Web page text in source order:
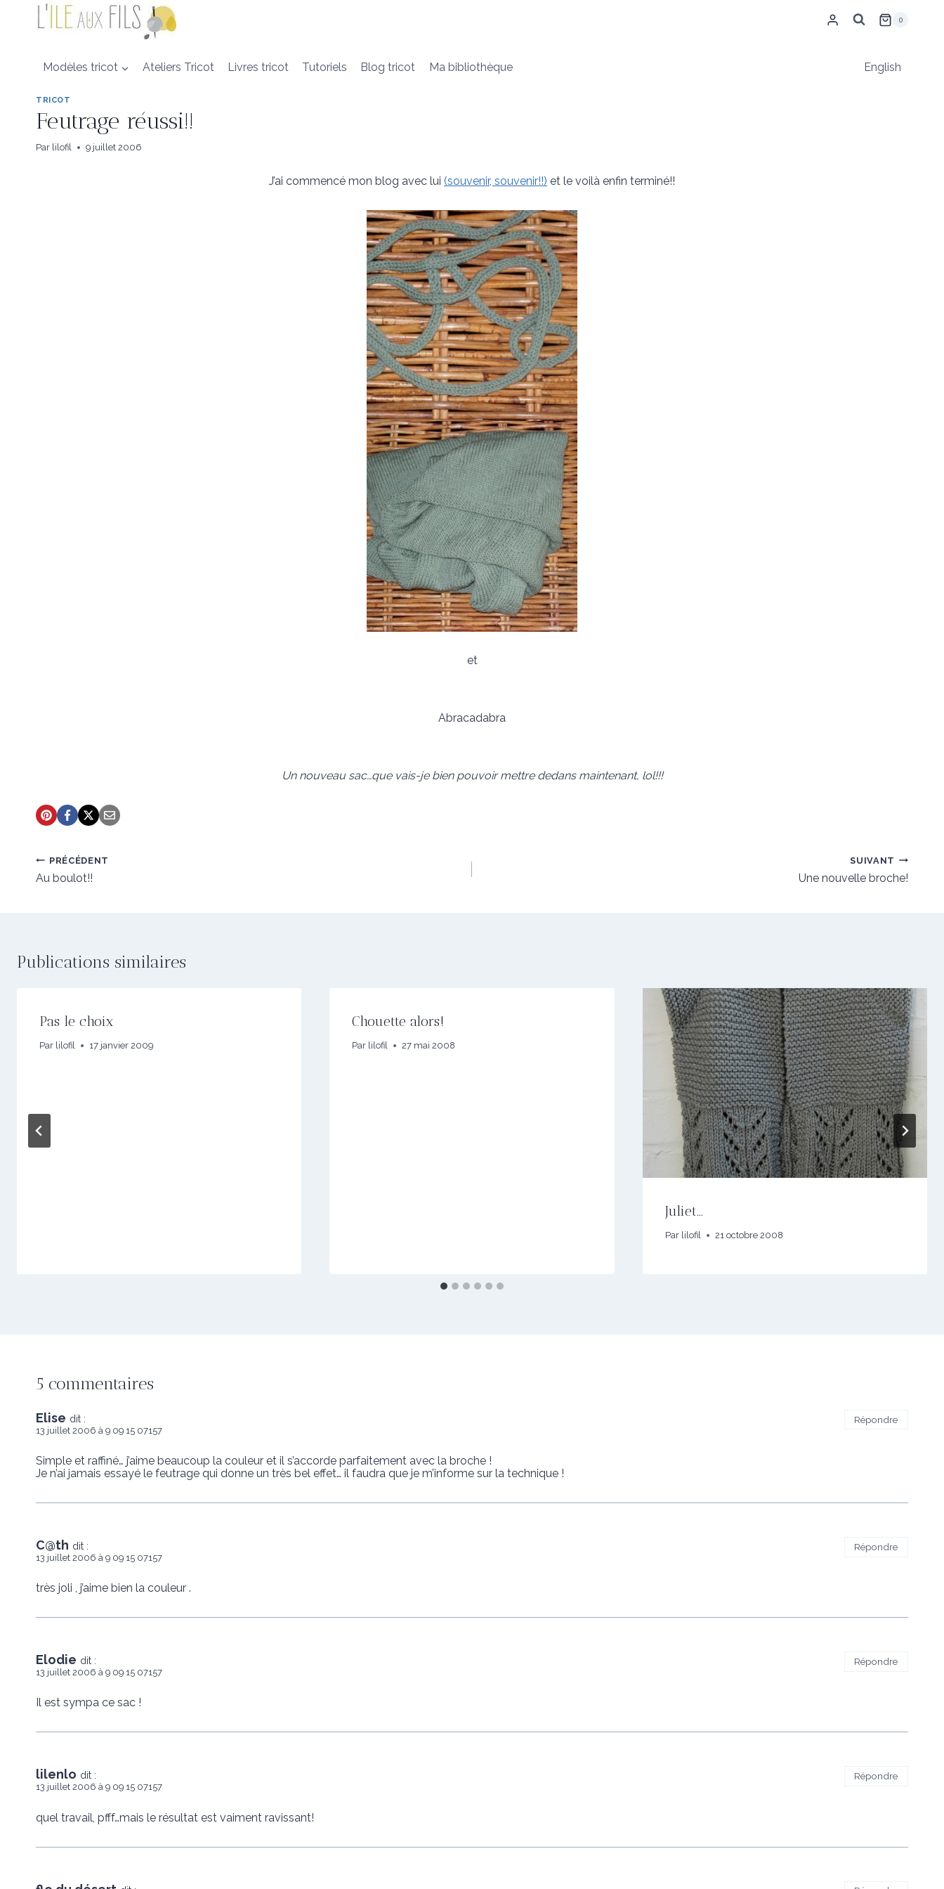
contenu
0
Modèles tricot Ateliers Tricot Livres tricot Tutoriels Blog tricot Ma bibliothèque English
TRICOT
Feutrage réussi!!
Par lilofil 9 juillet 2006
J’ai commencé mon blog avec lui (souvenir, souvenir!!) et le voilà enfin terminé!!
et
Abracadabra
Un nouveau sac…que vais-je bien pouvoir mettre dedans maintenant, lol!!!
Navigation
de
PRÉCÉDENT
Au boulot!!
SUIVANT
Une nouvelle broche!
Publications similaires
Pas le choix
Par lilofil 17 janvier 2009
Chouette alors!
Par lilofil 27 mai 2008
Juliet…
Par lilofil 21 octobre 2008
5 commentaires
Elise dit :
13 juillet 2006 à 9 09 15 07157
Simple et raffiné… j’aime beaucoup la couleur et il s’accorde parfaitement avec la broche !
Je n’ai jamais essayé le feutrage qui donne un très bel effet… il faudra que je m’informe sur la technique !
Répondre
C@th dit :
13 juillet 2006 à 9 09 15 07157
très joli , j’aime bien la couleur .
Répondre
Elodie dit :
13 juillet 2006 à 9 09 15 07157
Il est sympa ce sac !
Répondre
lilenlo dit :
13 juillet 2006 à 9 09 15 07157
quel travail, pfff…mais le résultat est vaiment ravissant!
Répondre